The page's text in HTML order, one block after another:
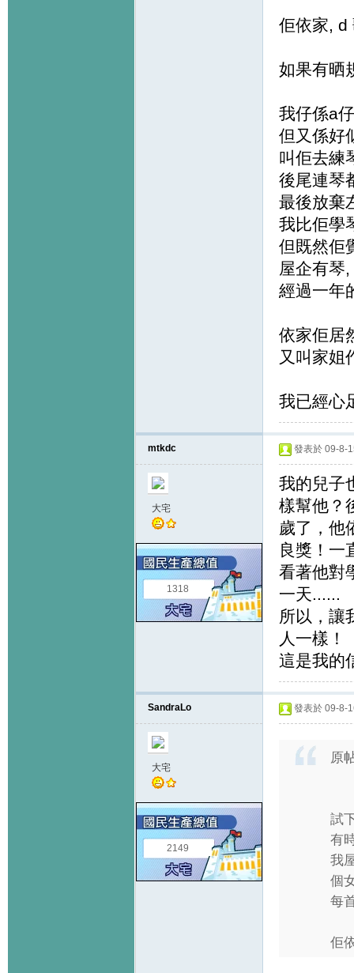
佢依家, d
如果有晒
我仔係a
但又係好
叫佢去練
後尾連琴
最後放棄
我比佢學
但既然佢
屋企有琴
經過一年
依家佢居
又叫家姐
我已經心
mtkdc
大宅
1318
發表於 09-8-
我的兒子
樣幫他？
歲了，他
良獎！一
看著他對
一天......
所以，讓
人一樣！
這是我的
SandraLo
大宅
2149
發表於 09-8-
原
試
有
我
個
每
佢